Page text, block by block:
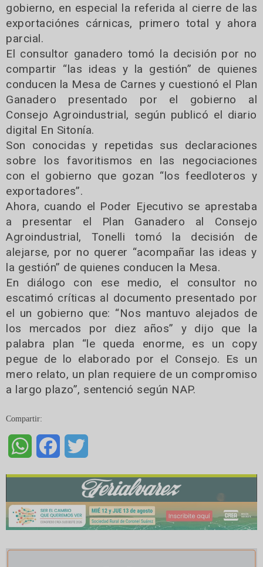
gobierno, en especial la referida al cierre de las
exportaciónes cárnicas, primero total y ahora
parcial.
El consultor ganadero tomó la decisión por no
compartir “las ideas y la gestión” de quienes
conducen la Mesa de Carnes y cuestionó el Plan
Ganadero presentado por el gobierno al
Consejo Agroindustrial, según publicó el diario
digital En Sitonía.
Son conocidas y repetidas sus declaraciones
sobre los favoritismos en las negociaciones
con el gobierno que gozan “los feedloteros y
exportadores”.
Ahora, cuando el Poder Ejecutivo se aprestaba
a presentar el Plan Ganadero al Consejo
Agroindustrial, Tonelli tomó la decisión de
alejarse, por no querer “acompañar las ideas y
la gestión” de quienes conducen la Mesa.
En diálogo con ese medio, el consultor no
escatimó críticas al documento presentado por
el un gobierno que: “Nos mantuvo alejados de
los mercados por diez años” y dijo que la
palabra plan “le queda enorme, es un copy
pegue de lo elaborado por el Consejo. Es un
mero relato, un plan requiere de un compromiso
a largo plazo”, sentenció según NAP.
Compartir:
WhatsAppFacebook